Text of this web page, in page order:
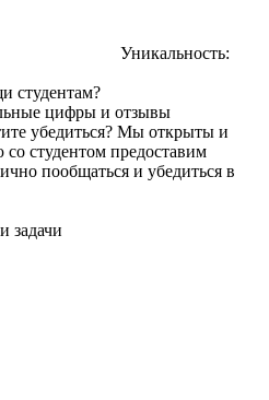
Уникальность:
студентам?
цифры и отзывы
убедиться? Мы открыты и
студентом предоставим
пообщаться и убедиться в
задачи